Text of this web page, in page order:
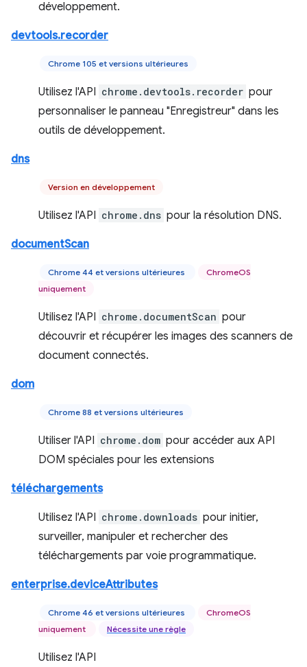
développement.
devtools.recorder
Chrome 105 et versions ultérieures
Utilisez l'API chrome.devtools.recorder pour
personnaliser le panneau "Enregistreur" dans les
outils de développement.
dns
Version en développement
Utilisez l'API chrome.dns pour la résolution DNS.
documentScan
Chrome 44 et versions ultérieures
ChromeOS
uniquement
Utilisez l'API chrome.documentScan pour
découvrir et récupérer les images des scanners de
document connectés.
dom
Chrome 88 et versions ultérieures
Utiliser l'API chrome.dom pour accéder aux API
DOM spéciales pour les extensions
téléchargements
Utilisez l'API chrome.downloads pour initier,
surveiller, manipuler et rechercher des
téléchargements par voie programmatique.
enterprise.deviceAttributes
Chrome 46 et versions ultérieures
ChromeOS
uniquement
Nécessite une règle
Utilisez l'API